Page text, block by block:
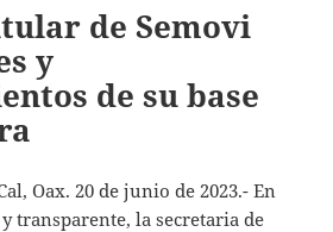
de Semovi
y
de su base
Oax. 20 de junio de 2023.- En
transparente, la secretaria de